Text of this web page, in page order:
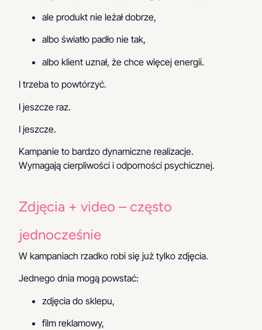
ale produkt nie leżał dobrze,
albo światło padło nie tak,
albo klient uznał, że chce więcej energii.
I trzeba to powtórzyć.
I jeszcze raz.
I jeszcze.
Kampanie to bardzo dynamiczne realizacje.
Wymagają cierpliwości i odporności psychicznej.
Zdjęcia + video – często
jednocześnie
W kampaniach rzadko robi się już tylko zdjęcia.
Jednego dnia mogą powstać:
zdjęcia do sklepu,
film reklamowy,